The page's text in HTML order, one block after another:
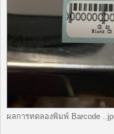
ผลการทดลองพิมพ์ Barcode